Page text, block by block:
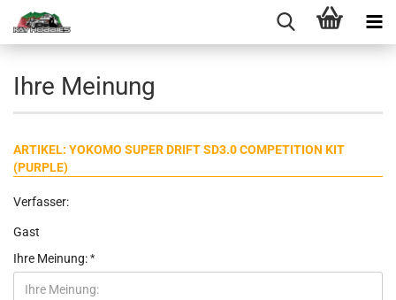
Ihre Meinung
ARTIKEL: YOKOMO SUPER DRIFT SD3.0 COMPETITION KIT
(PURPLE)
Verfasser:
Gast
Ihre Meinung: